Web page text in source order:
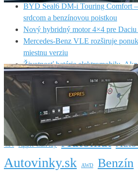
BYD Seal6 DM-i Touring Comfort
srdcom a benzínovou poistkou
Nový hybridný motor 4×4 pre Daciu
Mercedes-Benz VLE rozširuje
miestnu verziu
Životnosť batérie elektromobilu.
používaním?
TAGY:
4x4 Apple CarPlay Automat
Autovinky.sk AWD Benzín